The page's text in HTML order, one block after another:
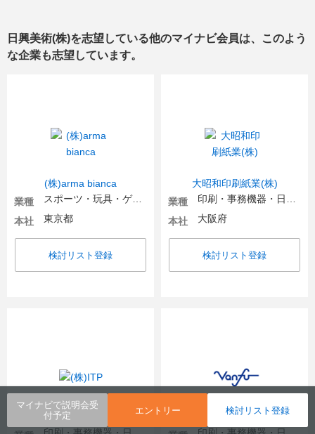
マイナビで説明会受
付予定
エントリー 検討リスト登録
日興美術(株)を志望している他のマイナビ会員は、このよう
な企業も志望しています。
(株)arma bianca
業種
スポーツ・玩具・ゲーム製品
本社
東京都
検討リスト登録
大昭和印刷紙業(株)
業種
本社
大阪府
検討リスト登録
(株)ITP
(株)帆風【バンフー】